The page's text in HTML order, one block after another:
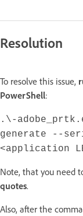
Resolution
To resolve this issue,
PowerShell:
.\-
generate --
<application
Note, that you need
quotes.
Also, after the